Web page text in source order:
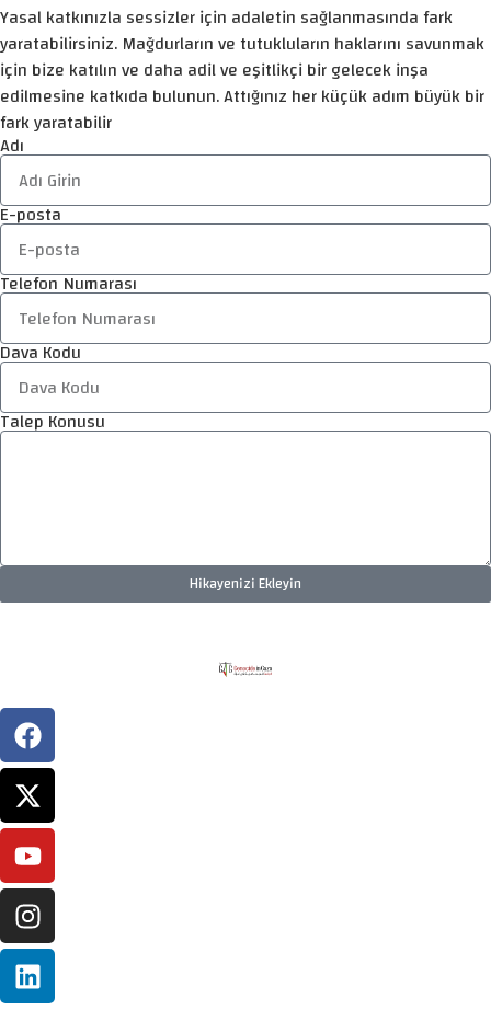
Yasal katkınızla sessizler için adaletin sağlanmasında fark
yaratabilirsiniz. Mağdurların ve tutukluların haklarını savunmak
için bize katılın ve daha adil ve eşitlikçi bir gelecek inşa
edilmesine katkıda bulunun. Attığınız her küçük adım büyük bir
fark yaratabilir
Adı
E-posta
Telefon Numarası
Dava Kodu
Talep Konusu
Hikayenizi Ekleyin